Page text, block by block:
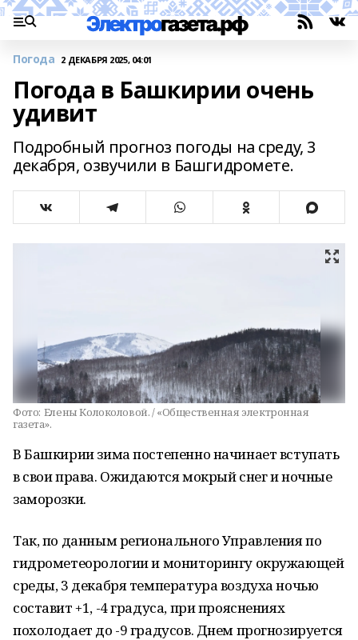
Погода 2 ДЕКАБРЯ 2025, 04:01
Погода в Башкирии очень
удивит
Подробный прогноз погоды на среду, 3
декабря, озвучили в Башгидромете.
Фото: Елены Колоколовой. / «Общественная электронная
газета».
В Башкирии зима постепенно начинает вступать
в свои права. Ожидаются мокрый снег и ночные
заморозки.
Так, по данным регионального Управления по
гидрометеорологии и мониторингу окружающей
среды, 3 декабря температура воздуха ночью
составит +1, -4 градуса, при прояснениях
похолодает до -9 градусов. Днем прогнозируется